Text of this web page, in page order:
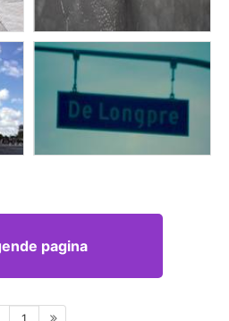
pagina